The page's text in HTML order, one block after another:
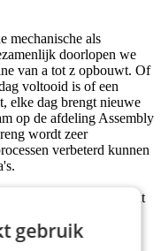
mechanische als
doorlopen we
van a tot z opbouwt. Of
voltooid is of een
elke dag brengt nieuwe
op de afdeling Assembly
wordt zeer
verbeterd kunnen
hecht en kenmerkt
als buiten werktijd
gebruik